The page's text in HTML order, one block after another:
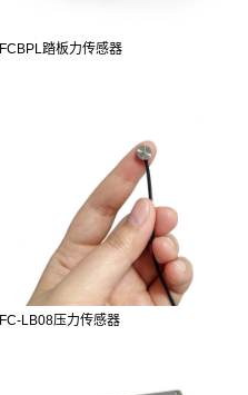
FCBPL踏板力传感器
FC-LB08压力传感器